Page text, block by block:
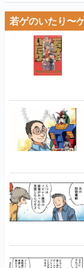
若ゲのいたり〜